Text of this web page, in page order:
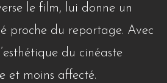
le film, lui donne un
proche du reportage. Avec
du cinéaste
et moins affecté.